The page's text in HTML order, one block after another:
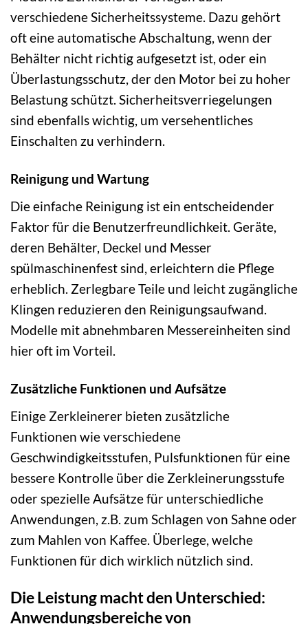
verschiedene Sicherheitssysteme. Dazu gehört
oft eine automatische Abschaltung, wenn der
Behälter nicht richtig aufgesetzt ist, oder ein
Überlastungsschutz, der den Motor bei zu hoher
Belastung schützt. Sicherheitsverriegelungen
sind ebenfalls wichtig, um versehentliches
Einschalten zu verhindern.
Reinigung und Wartung
Die einfache Reinigung ist ein entscheidender
Faktor für die Benutzerfreundlichkeit. Geräte,
deren Behälter, Deckel und Messer
spülmaschinenfest sind, erleichtern die Pflege
erheblich. Zerlegbare Teile und leicht zugängliche
Klingen reduzieren den Reinigungsaufwand.
Modelle mit abnehmbaren Messereinheiten sind
hier oft im Vorteil.
Zusätzliche Funktionen und Aufsätze
Einige Zerkleinerer bieten zusätzliche
Funktionen wie verschiedene
Geschwindigkeitsstufen, Pulsfunktionen für eine
bessere Kontrolle über die Zerkleinerungsstufe
oder spezielle Aufsätze für unterschiedliche
Anwendungen, z.B. zum Schlagen von Sahne oder
zum Mahlen von Kaffee. Überlege, welche
Funktionen für dich wirklich nützlich sind.
Die Leistung macht den Unterschied:
Anwendungsbereiche von